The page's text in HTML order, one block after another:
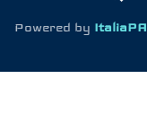
Powered by ItaliaPA